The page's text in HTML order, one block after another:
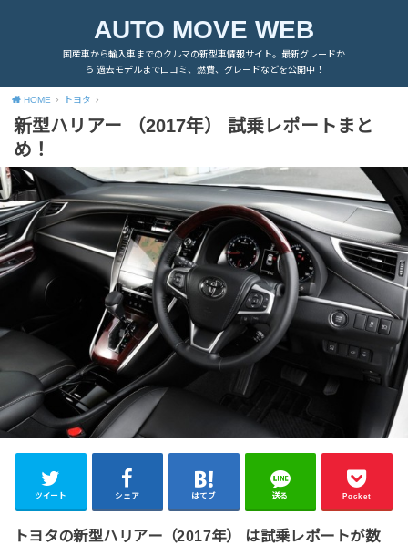
AUTO MOVE WEB
国産車から輸入車までのクルマの新型車情報サイト。最新グレードか
ら 過去モデルまで口コミ、燃費、グレードなどを公開中！
HOME トヨタ
新型ハリアー （2017年） 試乗レポートまと
め！
ツイート シェア はてブ 送る Pocket
トヨタの新型ハリアー（2017年） は試乗レポートが数